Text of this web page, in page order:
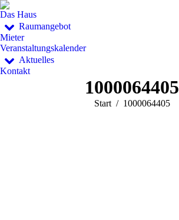
Das Haus
Raumangebot
Mieter
Veranstaltungskalender
Aktuelles
Kontakt
1000064405
Sie befinden sich hier:
Start 1000064405